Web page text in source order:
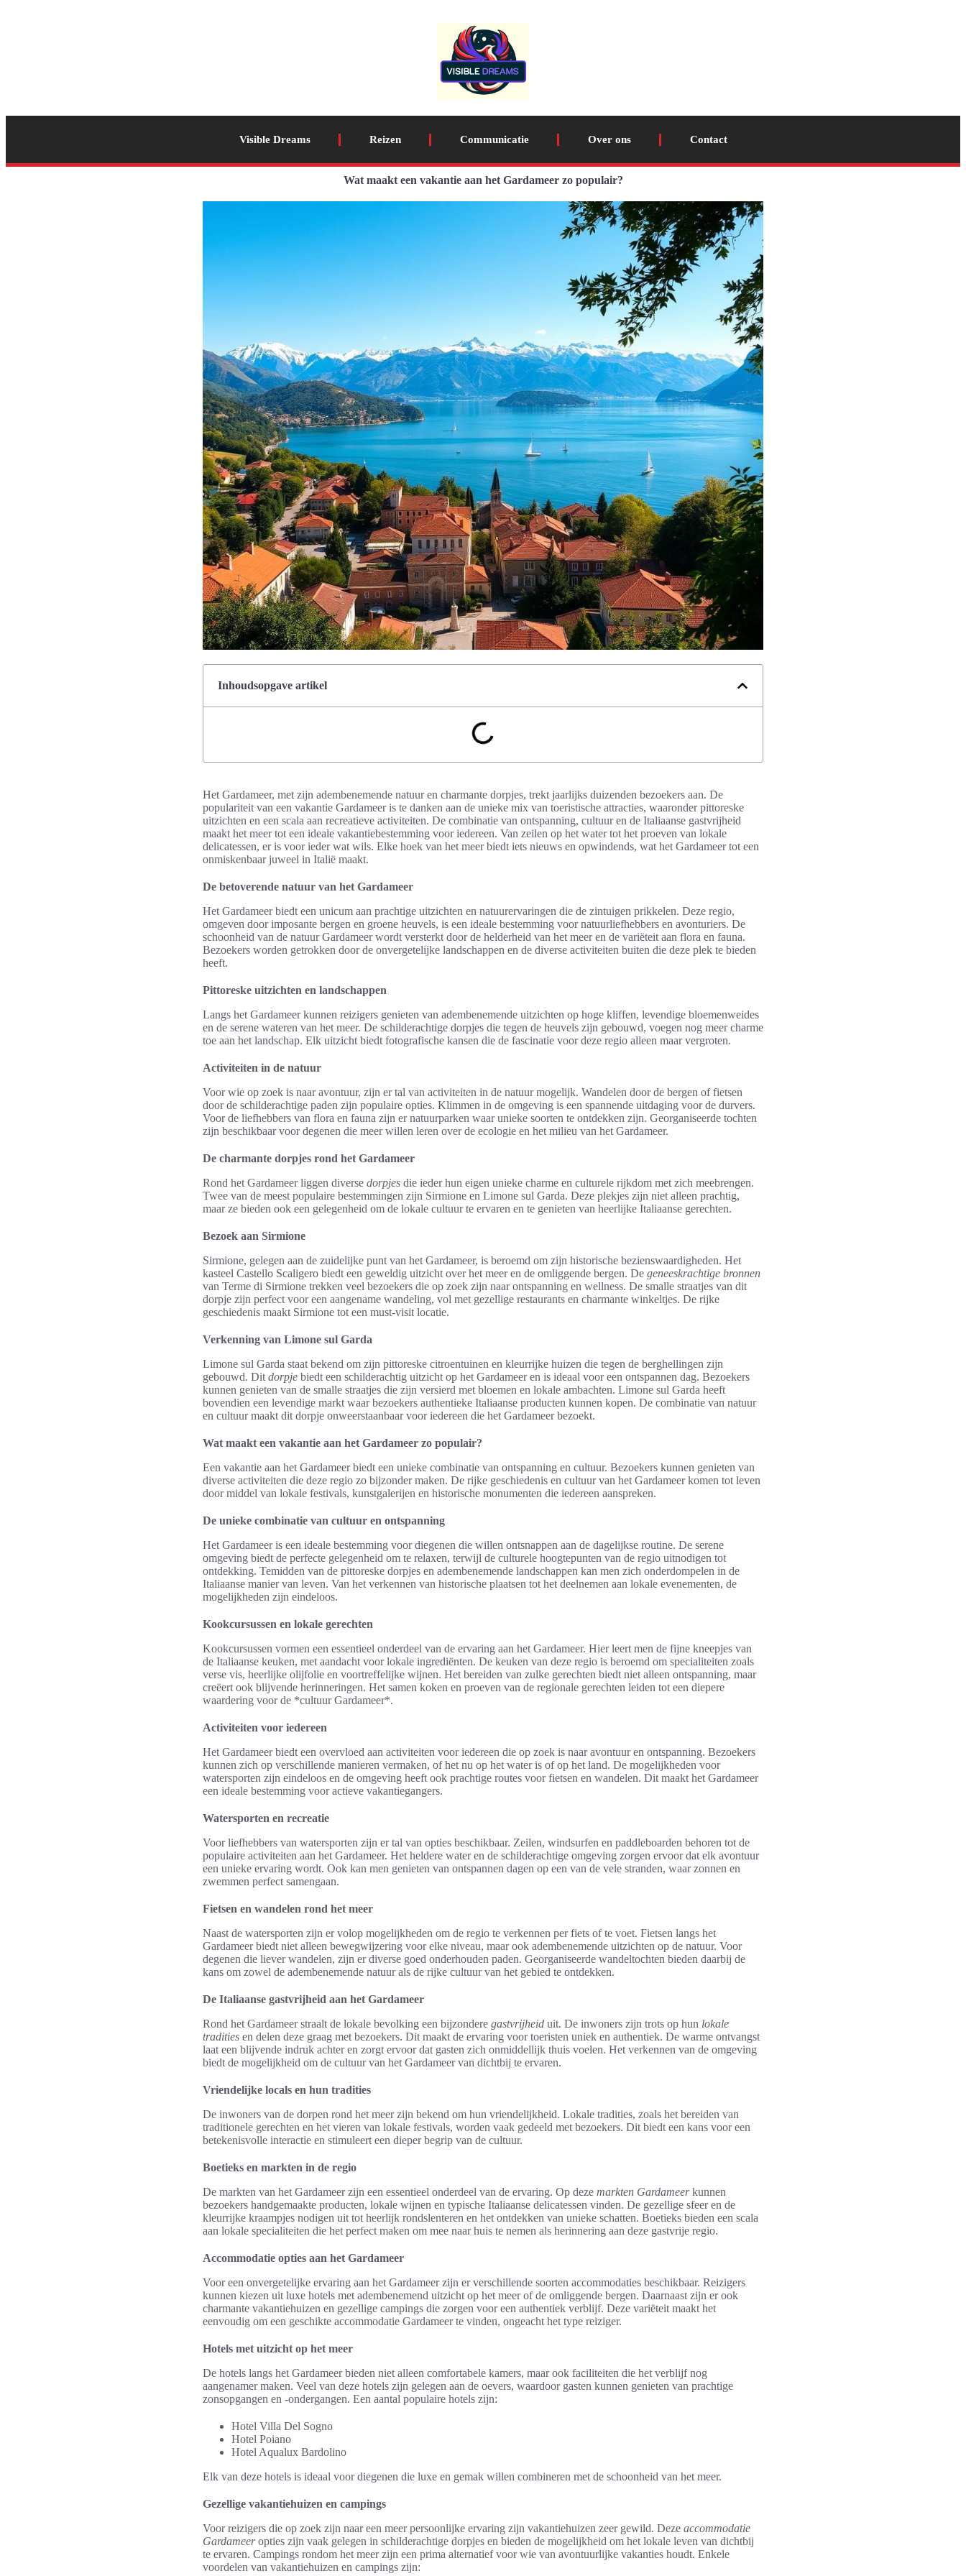
Visible Dreams Reizen Communicatie Over ons Contact
Wat maakt een vakantie aan het Gardameer zo populair?
Inhoudsopgave artikel
Het Gardameer, met zijn adembenemende natuur en charmante dorpjes, trekt jaarlijks duizenden bezoekers aan. De
populariteit van een vakantie Gardameer is te danken aan de unieke mix van toeristische attracties, waaronder pittoreske
uitzichten en een scala aan recreatieve activiteiten. De combinatie van ontspanning, cultuur en de Italiaanse gastvrijheid
maakt het meer tot een ideale vakantiebestemming voor iedereen. Van zeilen op het water tot het proeven van lokale
delicatessen, er is voor ieder wat wils. Elke hoek van het meer biedt iets nieuws en opwindends, wat het Gardameer tot een
onmiskenbaar juweel in Italië maakt.
De betoverende natuur van het Gardameer
Het Gardameer biedt een unicum aan prachtige uitzichten en natuurervaringen die de zintuigen prikkelen. Deze regio,
omgeven door imposante bergen en groene heuvels, is een ideale bestemming voor natuurliefhebbers en avonturiers. De
schoonheid van de natuur Gardameer wordt versterkt door de helderheid van het meer en de variëteit aan flora en fauna.
Bezoekers worden getrokken door de onvergetelijke landschappen en de diverse activiteiten buiten die deze plek te bieden
heeft.
Pittoreske uitzichten en landschappen
Langs het Gardameer kunnen reizigers genieten van adembenemende uitzichten op hoge kliffen, levendige bloemenweides
en de serene wateren van het meer. De schilderachtige dorpjes die tegen de heuvels zijn gebouwd, voegen nog meer charme
toe aan het landschap. Elk uitzicht biedt fotografische kansen die de fascinatie voor deze regio alleen maar vergroten.
Activiteiten in de natuur
Voor wie op zoek is naar avontuur, zijn er tal van activiteiten in de natuur mogelijk. Wandelen door de bergen of fietsen
door de schilderachtige paden zijn populaire opties. Klimmen in de omgeving is een spannende uitdaging voor de durvers.
Voor de liefhebbers van flora en fauna zijn er natuurparken waar unieke soorten te ontdekken zijn. Georganiseerde tochten
zijn beschikbaar voor degenen die meer willen leren over de ecologie en het milieu van het Gardameer.
De charmante dorpjes rond het Gardameer
Rond het Gardameer liggen diverse dorpjes die ieder hun eigen unieke charme en culturele rijkdom met zich meebrengen.
Twee van de meest populaire bestemmingen zijn Sirmione en Limone sul Garda. Deze plekjes zijn niet alleen prachtig,
maar ze bieden ook een gelegenheid om de lokale cultuur te ervaren en te genieten van heerlijke Italiaanse gerechten.
Bezoek aan Sirmione
Sirmione, gelegen aan de zuidelijke punt van het Gardameer, is beroemd om zijn historische bezienswaardigheden. Het
kasteel Castello Scaligero biedt een geweldig uitzicht over het meer en de omliggende bergen. De geneeskrachtige bronnen
van Terme di Sirmione trekken veel bezoekers die op zoek zijn naar ontspanning en wellness. De smalle straatjes van dit
dorpje zijn perfect voor een aangename wandeling, vol met gezellige restaurants en charmante winkeltjes. De rijke
geschiedenis maakt Sirmione tot een must-visit locatie.
Verkenning van Limone sul Garda
Limone sul Garda staat bekend om zijn pittoreske citroentuinen en kleurrijke huizen die tegen de berghellingen zijn
gebouwd. Dit dorpje biedt een schilderachtig uitzicht op het Gardameer en is ideaal voor een ontspannen dag. Bezoekers
kunnen genieten van de smalle straatjes die zijn versierd met bloemen en lokale ambachten. Limone sul Garda heeft
bovendien een levendige markt waar bezoekers authentieke Italiaanse producten kunnen kopen. De combinatie van natuur
en cultuur maakt dit dorpje onweerstaanbaar voor iedereen die het Gardameer bezoekt.
Wat maakt een vakantie aan het Gardameer zo populair?
Een vakantie aan het Gardameer biedt een unieke combinatie van ontspanning en cultuur. Bezoekers kunnen genieten van
diverse activiteiten die deze regio zo bijzonder maken. De rijke geschiedenis en cultuur van het Gardameer komen tot leven
door middel van lokale festivals, kunstgalerijen en historische monumenten die iedereen aanspreken.
De unieke combinatie van cultuur en ontspanning
Het Gardameer is een ideale bestemming voor diegenen die willen ontsnappen aan de dagelijkse routine. De serene
omgeving biedt de perfecte gelegenheid om te relaxen, terwijl de culturele hoogtepunten van de regio uitnodigen tot
ontdekking. Temidden van de pittoreske dorpjes en adembenemende landschappen kan men zich onderdompelen in de
Italiaanse manier van leven. Van het verkennen van historische plaatsen tot het deelnemen aan lokale evenementen, de
mogelijkheden zijn eindeloos.
Kookcursussen en lokale gerechten
Kookcursussen vormen een essentieel onderdeel van de ervaring aan het Gardameer. Hier leert men de fijne kneepjes van
de Italiaanse keuken, met aandacht voor lokale ingrediënten. De keuken van deze regio is beroemd om specialiteiten zoals
verse vis, heerlijke olijfolie en voortreffelijke wijnen. Het bereiden van zulke gerechten biedt niet alleen ontspanning, maar
creëert ook blijvende herinneringen. Het samen koken en proeven van de regionale gerechten leiden tot een diepere
waardering voor de *cultuur Gardameer*.
Activiteiten voor iedereen
Het Gardameer biedt een overvloed aan activiteiten voor iedereen die op zoek is naar avontuur en ontspanning. Bezoekers
kunnen zich op verschillende manieren vermaken, of het nu op het water is of op het land. De mogelijkheden voor
watersporten zijn eindeloos en de omgeving heeft ook prachtige routes voor fietsen en wandelen. Dit maakt het Gardameer
een ideale bestemming voor actieve vakantiegangers.
Watersporten en recreatie
Voor liefhebbers van watersporten zijn er tal van opties beschikbaar. Zeilen, windsurfen en paddleboarden behoren tot de
populaire activiteiten aan het Gardameer. Het heldere water en de schilderachtige omgeving zorgen ervoor dat elk avontuur
een unieke ervaring wordt. Ook kan men genieten van ontspannen dagen op een van de vele stranden, waar zonnen en
zwemmen perfect samengaan.
Fietsen en wandelen rond het meer
Naast de watersporten zijn er volop mogelijkheden om de regio te verkennen per fiets of te voet. Fietsen langs het
Gardameer biedt niet alleen bewegwijzering voor elke niveau, maar ook adembenemende uitzichten op de natuur. Voor
degenen die liever wandelen, zijn er diverse goed onderhouden paden. Georganiseerde wandeltochten bieden daarbij de
kans om zowel de adembenemende natuur als de rijke cultuur van het gebied te ontdekken.
De Italiaanse gastvrijheid aan het Gardameer
Rond het Gardameer straalt de lokale bevolking een bijzondere gastvrijheid uit. De inwoners zijn trots op hun lokale
tradities en delen deze graag met bezoekers. Dit maakt de ervaring voor toeristen uniek en authentiek. De warme ontvangst
laat een blijvende indruk achter en zorgt ervoor dat gasten zich onmiddellijk thuis voelen. Het verkennen van de omgeving
biedt de mogelijkheid om de cultuur van het Gardameer van dichtbij te ervaren.
Vriendelijke locals en hun tradities
De inwoners van de dorpen rond het meer zijn bekend om hun vriendelijkheid. Lokale tradities, zoals het bereiden van
traditionele gerechten en het vieren van lokale festivals, worden vaak gedeeld met bezoekers. Dit biedt een kans voor een
betekenisvolle interactie en stimuleert een dieper begrip van de cultuur.
Boetieks en markten in de regio
De markten van het Gardameer zijn een essentieel onderdeel van de ervaring. Op deze markten Gardameerkunnen
bezoekers handgemaakte producten, lokale wijnen en typische Italiaanse delicatessen vinden. De gezellige sfeer en de
kleurrijke kraampjes nodigen uit tot heerlijk rondslenteren en het ontdekken van unieke schatten. Boetieks bieden een scala
aan lokale specialiteiten die het perfect maken om mee naar huis te nemen als herinnering aan deze gastvrije regio.
Accommodatie opties aan het Gardameer
Voor een onvergetelijke ervaring aan het Gardameer zijn er verschillende soorten accommodaties beschikbaar. Reizigers
kunnen kiezen uit luxe hotels met adembenemend uitzicht op het meer of de omliggende bergen. Daarnaast zijn er ook
charmante vakantiehuizen en gezellige campings die zorgen voor een authentiek verblijf. Deze variëteit maakt het
eenvoudig om een geschikte accommodatie Gardameer te vinden, ongeacht het type reiziger.
Hotels met uitzicht op het meer
De hotels langs het Gardameer bieden niet alleen comfortabele kamers, maar ook faciliteiten die het verblijf nog
aangenamer maken. Veel van deze hotels zijn gelegen aan de oevers, waardoor gasten kunnen genieten van prachtige
zonsopgangen en -ondergangen. Een aantal populaire hotels zijn:
Hotel Villa Del Sogno
Hotel Poiano
Hotel Aqualux Bardolino
Elk van deze hotels is ideaal voor diegenen die luxe en gemak willen combineren met de schoonheid van het meer.
Gezellige vakantiehuizen en campings
Voor reizigers die op zoek zijn naar een meer persoonlijke ervaring zijn vakantiehuizen zeer gewild. Deze accommodatie
Gardameeropties zijn vaak gelegen in schilderachtige dorpjes en bieden de mogelijkheid om het lokale leven van dichtbij
te ervaren. Campings rondom het meer zijn een prima alternatief voor wie van avontuurlijke vakanties houdt. Enkele
voordelen van vakantiehuizen en campings zijn: